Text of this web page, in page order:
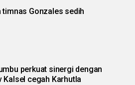
timnas Gonzales sedih
perkuat sinergi dengan
Kalsel cegah Karhutla